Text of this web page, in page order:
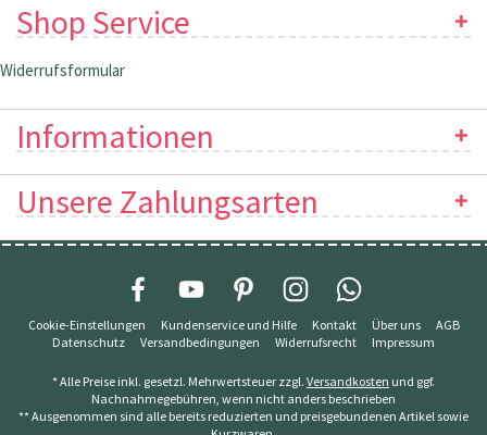
Shop Service
Widerrufsformular
Informationen
Unsere Zahlungsarten
Cookie-Einstellungen Kundenservice und Hilfe Kontakt Über uns
AGB
Datenschutz
Versandbedingungen Widerrufsrecht Impressum
* Alle Preise inkl. gesetzl. Mehrwertsteuer zzgl. Versandkosten und ggf.
Nachnahmegebühren, wenn nicht anders beschrieben
** Ausgenommen sind alle bereits reduzierten und preisgebundenen Artikel sowie